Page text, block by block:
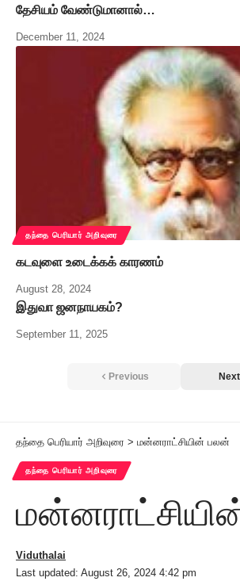
தேசியம் வேண்டுமானால்…
December 11, 2024
தந்தை பெரியார் அறிவுரை
கடவுளை உடைக்கக் காரணம்
August 28, 2024
இதுவா ஜனநாயகம்?
September 11, 2025
Previous Next
தந்தை பெரியார் அறிவுரை > மன்னராட்சியின் பலன்
தந்தை பெரியார் அறிவுரை
Last updated: August 26, 2024 4:42 pm
Viduthalai